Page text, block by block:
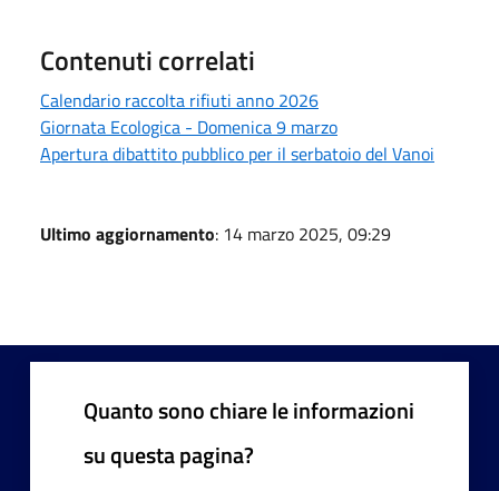
Contenuti correlati
Calendario raccolta rifiuti anno 2026
Giornata Ecologica - Domenica 9 marzo
Apertura dibattito pubblico per il serbatoio del Vanoi
Ultimo aggiornamento: 14 marzo 2025, 09:29
Quanto sono chiare le informazioni
su questa pagina?